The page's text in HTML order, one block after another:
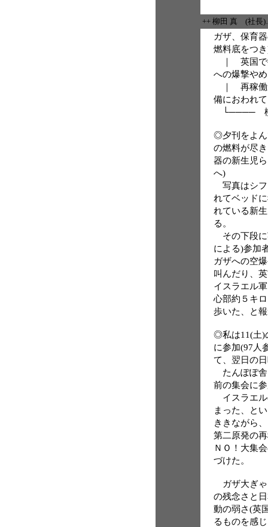
++ 柳田 真 (社
ガザ、保育
燃料底をつ
｜ 英国で
への爆撃や
｜ 再稼働
備におわれて
└──── 柳
◎夕刊をよん
の燃料が尽
器の新生児
へ)
写真はシフ
れてベッド
れている新
る。
その下段に
による)参加
ガザへの空
叫んだり、
イスラエル
心部約５キ
歩いた、と
◎私は11(土)
に参加(97人
て、翌日の
たんぽぽ舎
前の集会に
イスラエル
まった、と
ききながら
第二原発の
ＮＯ！大集
づけた。
ガザ大ぎゃ
の残念さと
動の弱さ(英
るものを感